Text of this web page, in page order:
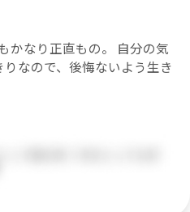
かなり正直もの。 自分の気
なので、後悔ないよう生き